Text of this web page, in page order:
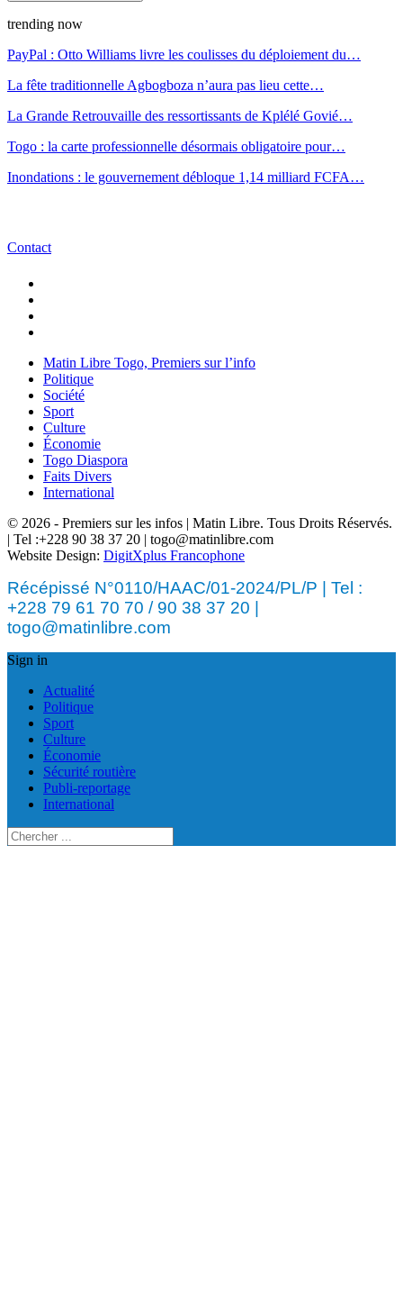
trending now
PayPal : Otto Williams livre les coulisses du déploiement du…
La fête traditionnelle Agbogboza n’aura pas lieu cette…
La Grande Retrouvaille des ressortissants de Kplélé Govié…
Togo : la carte professionnelle désormais obligatoire pour…
Inondations : le gouvernement débloque 1,14 milliard FCFA…
Contact
Matin Libre Togo, Premiers sur l’info
Politique
Société
Sport
Culture
Économie
Togo Diaspora
Faits Divers
International
© 2026 - Premiers sur les infos | Matin Libre. Tous Droits Réservés.
| Tel :+228 90 38 37 20 | togo@matinlibre.com
Website Design: DigitXplus Francophone
Récépissé N°0110/HAAC/01-2024/PL/P | Tel :
+228 79 61 70 70 / 90 38 37 20 |
togo@matinlibre.com
Sign in
Actualité
Politique
Sport
Culture
Économie
Sécurité routière
Publi-reportage
International